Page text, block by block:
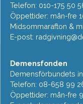
Telefon: 010-175 50
Öppettider: mån-fre
Midsommarafton &
E-post:
Demensfonden
Demensförbundets
Telefon: 08-658 99
Öppettider: mån-fre